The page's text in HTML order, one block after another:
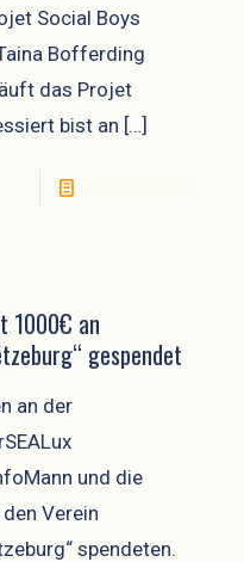
Social Boys
Bofferding
das Projet
bist an […]
1000€ an
gespendet
an der
und die
Verein
spendeten.